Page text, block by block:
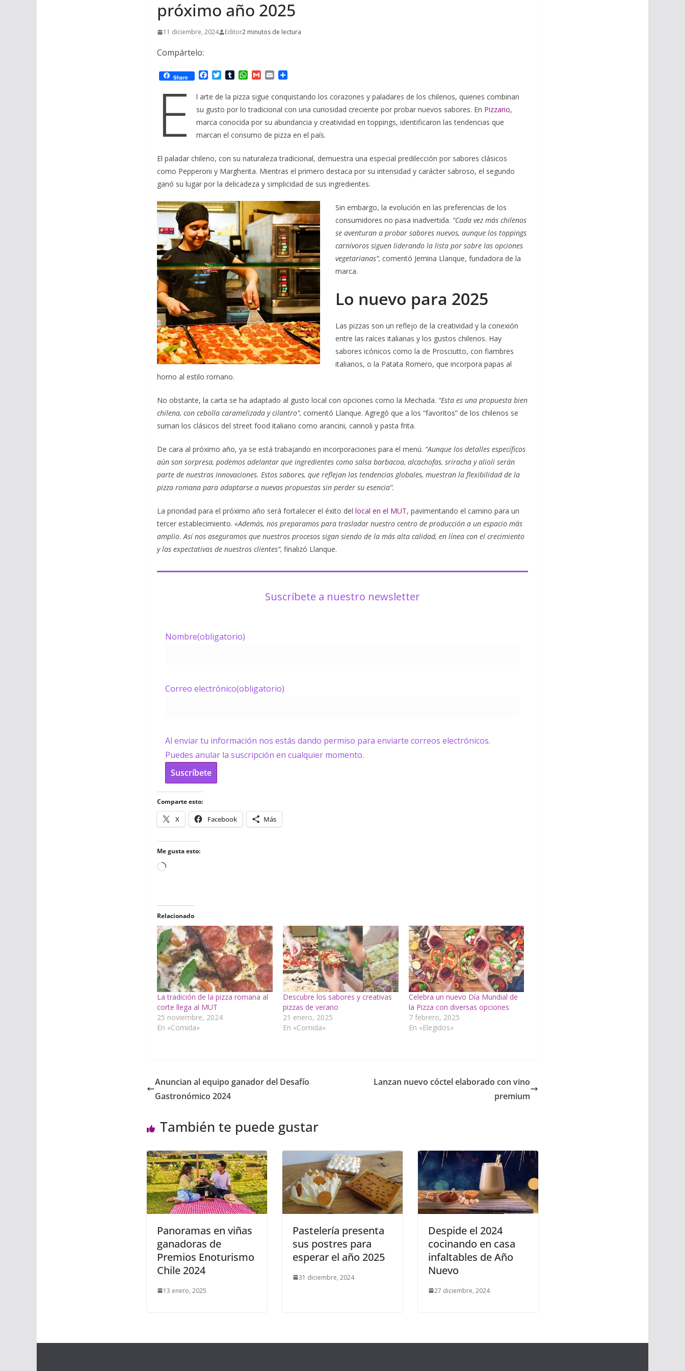
próximo año 2025
11 diciembre, 2024 Editor2 minutos de lectura
Compártelo:
Share
c
e
b
o
k
T
i
t
t
e
T
m
b
l
r
W
a
t
s
A
p
p
G
a
i
l
E
a
i
l
m
p
a
r
i
E
l arte de la pizza sigue conquistando los corazones y paladares de los chilenos, quienes combinan
su gusto por lo tradicional con una curiosidad creciente por probar nuevos sabores. En Pizzario,
marca conocida por su abundancia y creatividad en toppings, identificaron las tendencias que
marcan el consumo de pizza en el país.
El paladar chileno, con su naturaleza tradicional, demuestra una especial predilección por sabores clásicos
como Pepperoni y Margherita. Mientras el primero destaca por su intensidad y carácter sabroso, el segundo
ganó su lugar por la delicadeza y simplicidad de sus ingredientes.
Sin embargo, la evolución en las preferencias de los
consumidores no pasa inadvertida. “Cada vez más chilenos
se aventuran a probar sabores nuevos, aunque los toppings
carnívoros siguen liderando la lista por sobre las opciones
vegetarianas”, comentó Jemina Llanque, fundadora de la
marca.
Lo nuevo para 2025
Las pizzas son un reflejo de la creatividad y la conexión
entre las raíces italianas y los gustos chilenos. Hay
sabores icónicos como la de Prosciutto, con fiambres
italianos, o la Patata Romero, que incorpora papas al
horno al estilo romano.
No obstante, la carta se ha adaptado al gusto local con opciones como la Mechada. “Esta es una propuesta bien
chilena, con cebolla caramelizada y cilantro”, comentó Llanque. Agregó que a los “favoritos” de los chilenos se
suman los clásicos del street food italiano como arancini, cannoli y pasta frita.
De cara al próximo año, ya se está trabajando en incorporaciones para el menú. “Aunque los detalles específicos
aún son sorpresa, podemos adelantar que ingredientes como salsa barbacoa, alcachofas, sriracha y alioli serán
parte de nuestras innovaciones. Estos sabores, que reflejan las tendencias globales, muestran la flexibilidad de la
pizza romana para adaptarse a nuevas propuestas sin perder su esencia”.
La prioridad para el próximo año será fortalecer el éxito del local en el MUT, pavimentando el camino para un
tercer establecimiento. «Además, nos preparamos para trasladar nuestro centro de producción a un espacio más
amplio. Así nos aseguramos que nuestros procesos sigan siendo de la más alta calidad, en línea con el crecimiento
y las expectativas de nuestros clientes”, finalizó Llanque.
Suscríbete a nuestro newsletter
Nombre(obligatorio)
Correo electrónico(obligatorio)
Al enviar tu información nos estás dando permiso para enviarte correos electrónicos.
Puedes anular la suscripción en cualquier momento.
Suscríbete
Comparte esto:
X Facebook Más
Me gusta esto:
Cargando...
Relacionado
La tradición de la pizza romana al
corte llega al MUT
25 noviembre, 2024
En «Comida»
Descubre los sabores y creativas
pizzas de verano
21 enero, 2025
En «Comida»
Celebra un nuevo Día Mundial de
la Pizza con diversas opciones
7 febrero, 2025
En «Elegidos»
Anuncian al equipo ganador del Desafío
Gastronómico 2024
Lanzan nuevo cóctel elaborado con vino
premium
También te puede gustar
Panoramas en viñas
ganadoras de
Premios Enoturismo
Chile 2024
13 enero, 2025
Pastelería presenta
sus postres para
esperar el año 2025
31 diciembre, 2024
Despide el 2024
cocinando en casa
infaltables de Año
Nuevo
27 diciembre, 2024